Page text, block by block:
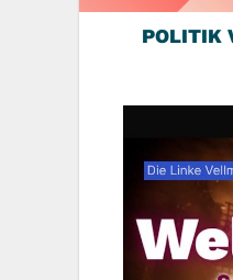
POLITIK